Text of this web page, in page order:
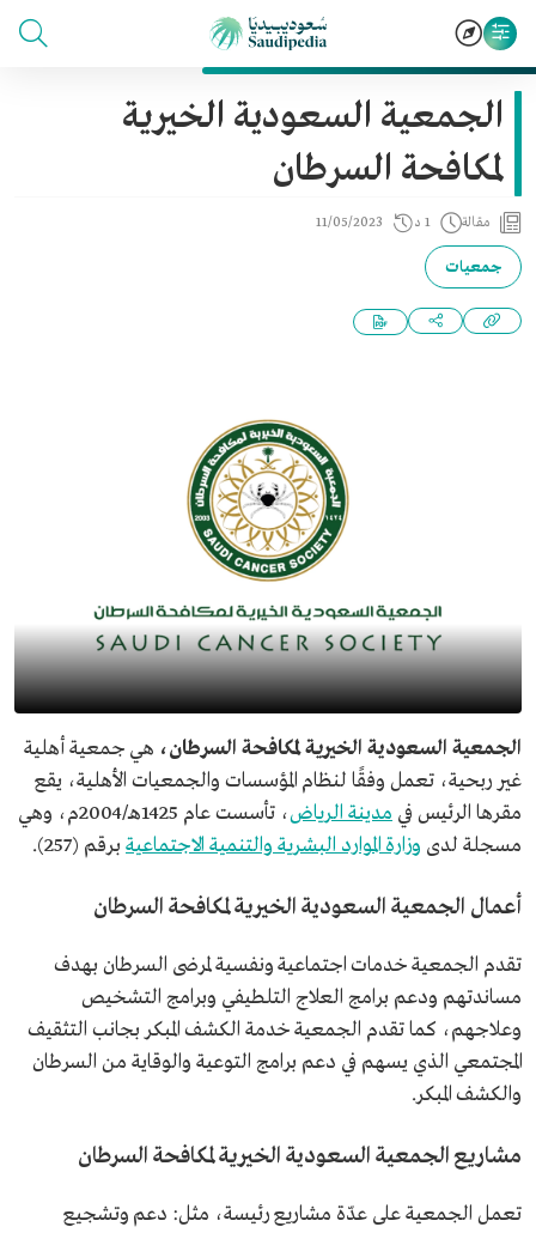
الجمعية السعودية الخيرية
لمكافحة السرطان
مقالة 1 د 11/05/2023
جمعيات
الجمعية السعودية الخيرية لمكافحة السرطان، هي جمعية أهلية
غير ربحية، تعمل وفقًا لنظام المؤسسات والجمعيات الأهلية، يقع
مقرها الرئيس في مدينة الرياض
، تأسست عام 1425هـ/2004م، وهي
مسجلة لدى وزارة الموارد البشرية والتنمية الاجتماعية برقم (257).
أعمال الجمعية السعودية الخيرية لمكافحة السرطان
تقدم الجمعية خدمات اجتماعية ونفسية لمرضى السرطان بهدف
مساندتهم ودعم برامج العلاج التلطيفي وبرامج التشخيص
وعلاجهم، كما تقدم الجمعية خدمة الكشف المبكر بجانب التثقيف
المجتمعي الذي يسهم في دعم برامج التوعية والوقاية من السرطان
والكشف المبكر.
مشاريع الجمعية السعودية الخيرية لمكافحة السرطان
تعمل الجمعية على عدّة مشاريع رئيسة، مثل: دعم وتشجيع